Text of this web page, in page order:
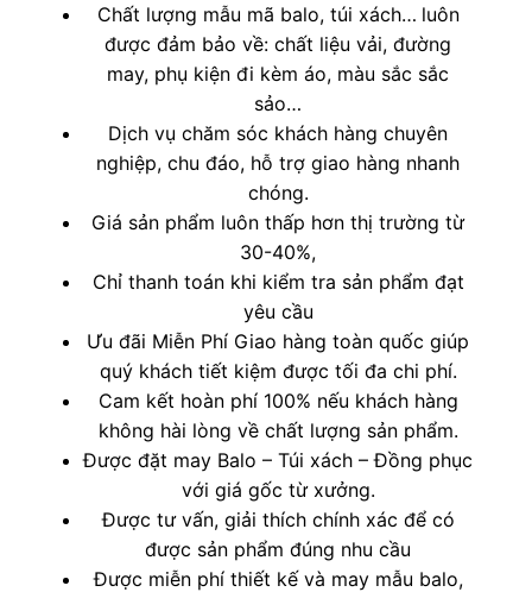
Chất lượng mẫu mã balo, túi xách… luôn
được đảm bảo về: chất liệu vải, đường
may, phụ kiện đi kèm áo, màu sắc sắc
sảo…
Dịch vụ chăm sóc khách hàng chuyên
nghiệp, chu đáo, hỗ trợ giao hàng nhanh
chóng.
Giá sản phẩm luôn thấp hơn thị trường từ
30-40%,
Chỉ thanh toán khi kiểm tra sản phẩm đạt
yêu cầu
Ưu đãi Miễn Phí Giao hàng toàn quốc giúp
quý khách tiết kiệm được tối đa chi phí.
Cam kết hoàn phí 100% nếu khách hàng
không hài lòng về chất lượng sản phẩm.
Được đặt may Balo – Túi xách – Đồng phục
với giá gốc từ xưởng.
Được tư vấn, giải thích chính xác để có
được sản phẩm đúng nhu cầu
Được miễn phí thiết kế và may mẫu balo,